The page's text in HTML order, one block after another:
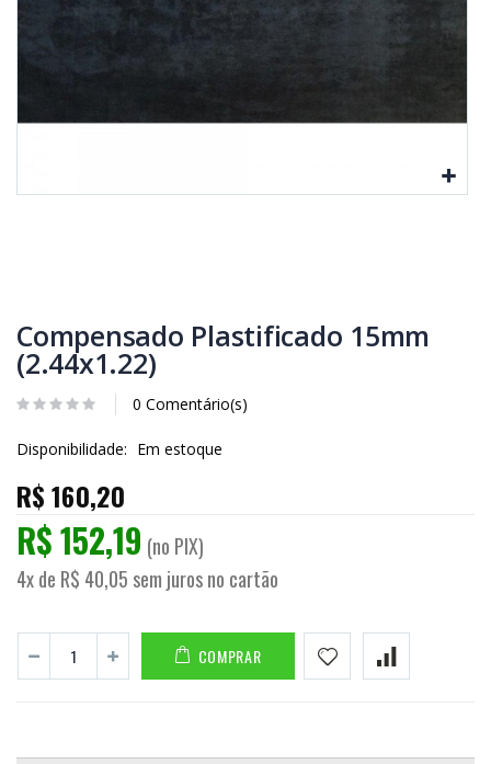
Compensado Plastificado 15mm
(2.44x1.22)
0 Comentário(s)
Disponibilidade: Em estoque
R$ 160,20
R$ 152,19 (no PIX)
4x de R$ 40,05 sem juros no cartão
COMPRAR